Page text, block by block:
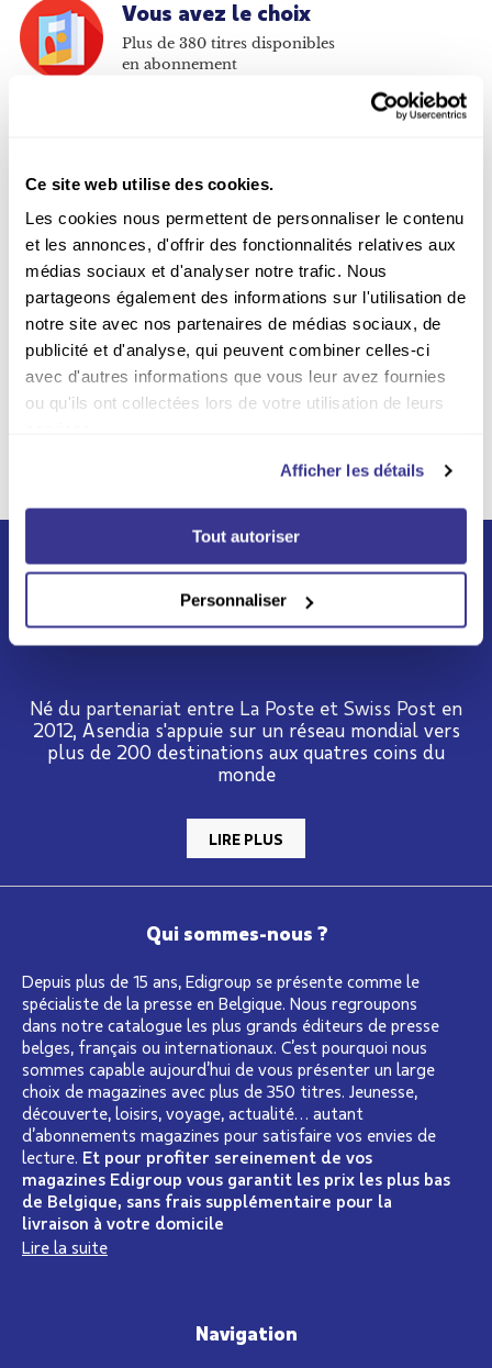
Ce site web utilise des cookies.
Les cookies nous permettent de personnaliser le contenu
et les annonces, d'offrir des fonctionnalités relatives aux
médias sociaux et d'analyser notre trafic. Nous
partageons également des informations sur l'utilisation de
notre site avec nos partenaires de médias sociaux, de
publicité et d'analyse, qui peuvent combiner celles-ci
avec d'autres informations que vous leur avez fournies
ou qu'ils ont collectées lors de votre utilisation de leurs
Afficher les détails
Tout autoriser
Personnaliser
Vous avez le choix
Plus de 380 titres disponibles
en abonnement
Moins cher qu'en kiosque
Paiement sécurisé
Payer en ligne en toute
sécurité sur notre site Web
Livraison incluse
Par la poste sur tout le
territoire belge
Né du partenariat entre La Poste et Swiss Post en
2012, Asendia s'appuie sur un réseau mondial vers
plus de 200 destinations aux quatres coins du
monde
LIRE PLUS
Qui sommes-nous ?
Depuis plus de 15 ans, Edigroup se présente comme le
spécialiste de la presse en Belgique. Nous regroupons
dans notre catalogue les plus grands éditeurs de presse
belges, français ou internationaux. C’est pourquoi nous
sommes capable aujourd’hui de vous présenter un large
choix de magazines avec plus de 350 titres. Jeunesse,
découverte, loisirs, voyage, actualité… autant
d’abonnements magazines pour satisfaire vos envies de
lecture. Et pour profiter sereinement de vos
magazines Edigroup vous garantit les prix les plus bas
de Belgique, sans frais supplémentaire pour la
livraison à votre domicile
Lire la suite
Navigation